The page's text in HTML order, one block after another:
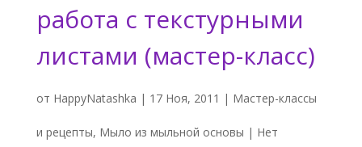
работа с текстурными
листами (мастер-класс)
от HappyNatashka | 17 Ноя, 2011 | Мастер-классы
и рецепты, Мыло из мыльной основы | Нет